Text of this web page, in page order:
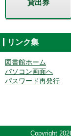
貸出券
リンク集
図書館ホーム
パソコン画面へ
パスワード再発行
Copyright